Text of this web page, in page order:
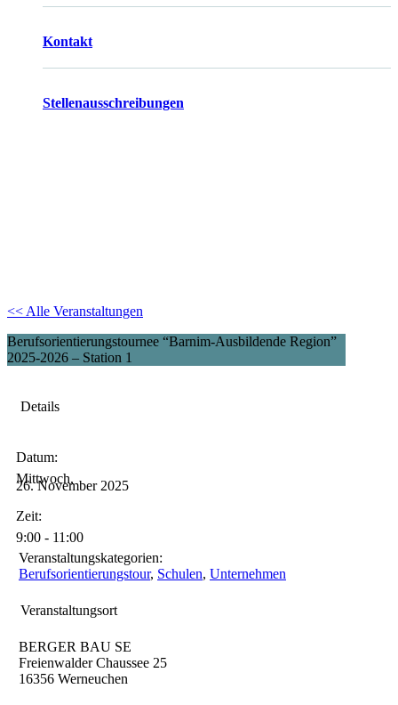
Kontakt
Stellenausschreibungen
<< Alle Veranstaltungen
Berufsorientierungstournee “Barnim-Ausbildende Region”
2025-2026 – Station 1
Details
Datum:
Mittwoch,
26.November 2025
Zeit:
9:00 - 11:00
Veranstaltungs­kategorien:
Berufsorientierungstour, Schulen, Unternehmen
Veranstaltungsort
BERGER BAU SE
Freienwalder Chaussee 25
16356 Werneuchen